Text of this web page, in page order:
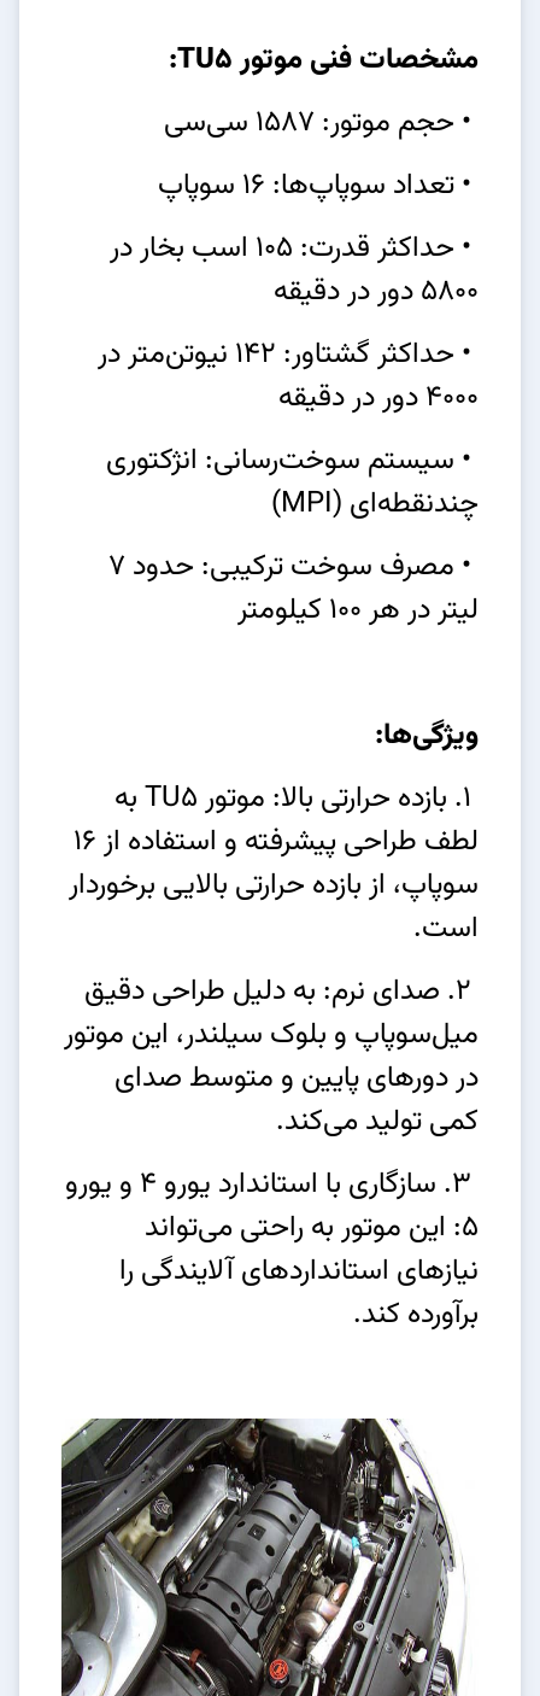
مشخصات فنی موتور TU5:
• حجم موتور: 1587 سی‌سی
• تعداد سوپاپ‌ها: 16 سوپاپ
• حداکثر قدرت: 105 اسب بخار در
5800 دور در دقیقه
• حداکثر گشتاور: 142 نیوتن‌متر در
4000 دور در دقیقه
• سیستم سوخت‌رسانی: انژکتوری
چندنقطه‌ای (MPI)
• مصرف سوخت ترکیبی: حدود 7
لیتر در هر 100 کیلومتر
ویژگی‌ها:
1. بازده حرارتی بالا: موتور TU5 به
لطف طراحی پیشرفته و استفاده از 16
سوپاپ، از بازده حرارتی بالایی برخوردار
است.
2. صدای نرم: به دلیل طراحی دقیق
میل‌سوپاپ و بلوک سیلندر، این موتور
در دورهای پایین و متوسط صدای
کمی تولید می‌کند.
3. سازگاری با استاندارد یورو 4 و یورو
5: این موتور به راحتی می‌تواند
نیازهای استانداردهای آلایندگی را
برآورده کند.